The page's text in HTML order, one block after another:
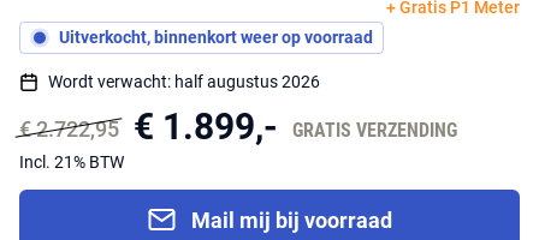
+ Gratis P1 Meter
Uitverkocht, binnenkort weer op voorraad
Wordt verwacht: half augustus 2026
€ 2.722,95 € 1.899,- GRATIS VERZENDING
Incl. 21% BTW
Mail mij bij voorraad